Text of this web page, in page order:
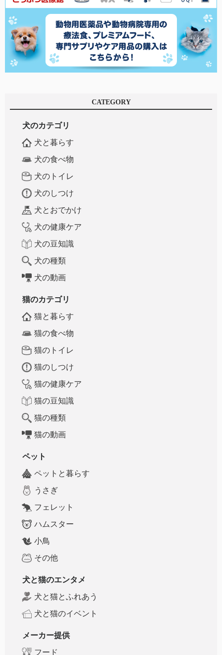
CATEGORY
犬のカテゴリ
犬と暮らす
犬の食べ物
犬のトイレ
犬のしつけ
犬とおでかけ
犬の健康ケア
犬の豆知識
犬の種類
犬の動画
猫のカテゴリ
猫と暮らす
猫の食べ物
猫のトイレ
猫のしつけ
猫の健康ケア
猫の豆知識
猫の種類
猫の動画
ペット
ペットと暮らす
うさぎ
フェレット
ハムスター
小鳥
その他
犬と猫のエンタメ
犬と猫とふれあう
犬と猫のイベント
メーカー提供
フード